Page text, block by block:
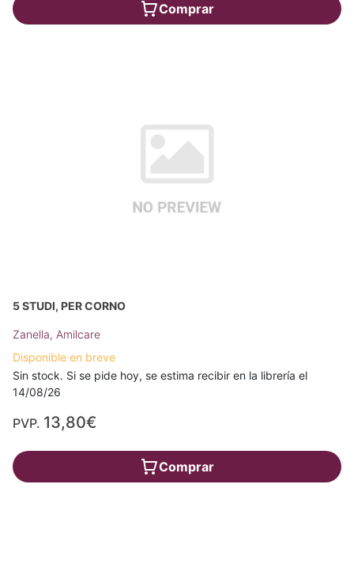
Comprar
5 STUDI, PER CORNO
Zanella, Amilcare
Disponible en breve
Sin stock. Si se pide hoy, se estima recibir en la librería el
14/08/26
PVP. 13,80€
Comprar